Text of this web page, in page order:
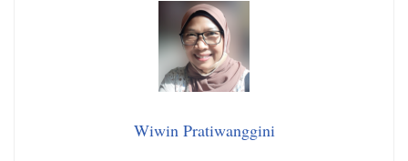
Wiwin Pratiwanggini